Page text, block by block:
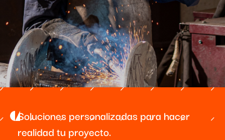
Soluciones personalizadas para hacer
realidad tu proyecto.